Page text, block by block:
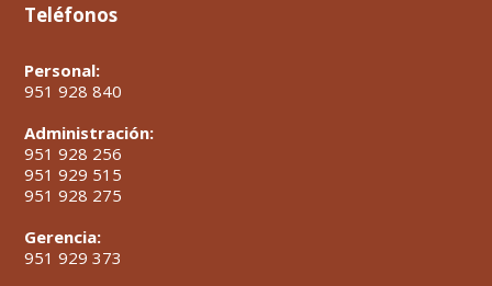
Teléfonos
Personal:
951 928 840
Administración:
951 928 256
951 929 515
951 928 275
Gerencia:
951 929 373